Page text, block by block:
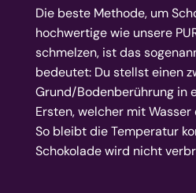
Die beste Methode, um
hochwertige wie unsere
schmelzen, ist das
bedeutet: Du stellst einen
Grund/Bodenberührung in
Ersten, welcher mit
So bleibt die Temperatur
Schokolade wird nicht